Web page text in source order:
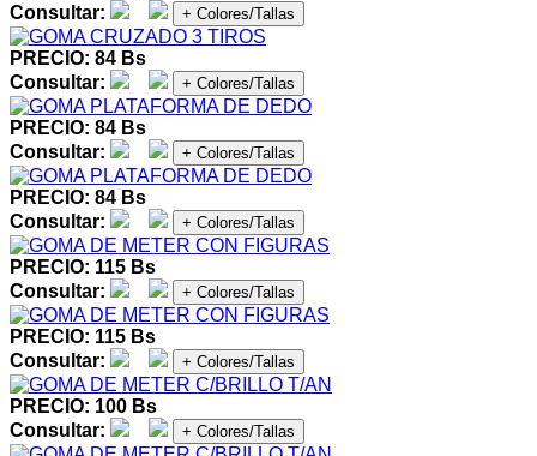
Consultar:
+ Colores/Tallas
PRECIO: 84 Bs
Consultar:
+ Colores/Tallas
PRECIO: 84 Bs
Consultar:
+ Colores/Tallas
PRECIO: 84 Bs
Consultar:
+ Colores/Tallas
PRECIO: 115 Bs
Consultar:
+ Colores/Tallas
PRECIO: 115 Bs
Consultar:
+ Colores/Tallas
PRECIO: 100 Bs
Consultar:
+ Colores/Tallas